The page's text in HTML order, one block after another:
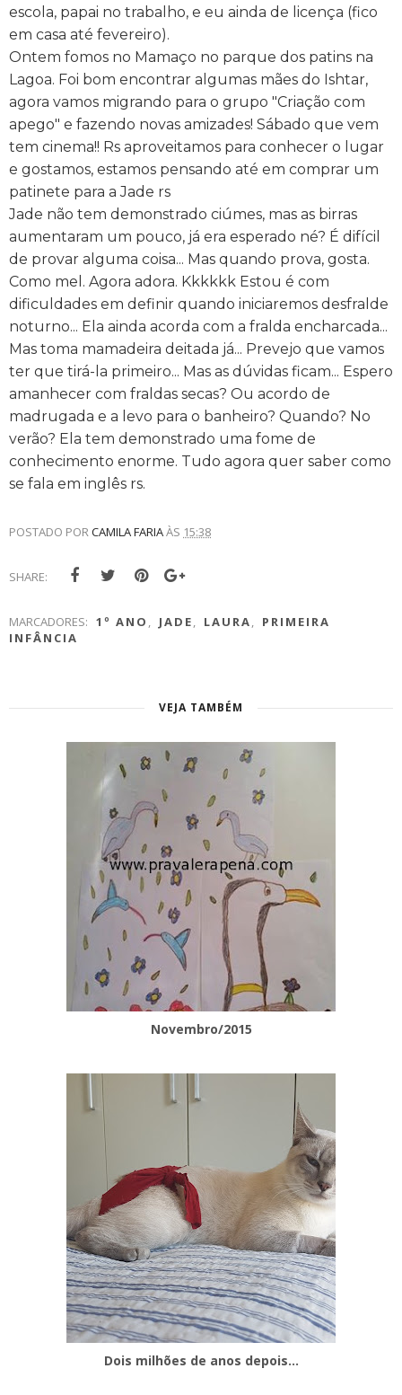
escola, papai no trabalho, e eu ainda de licença (fico
em casa até fevereiro).
Ontem fomos no Mamaço no parque dos patins na
Lagoa. Foi bom encontrar algumas mães do Ishtar,
agora vamos migrando para o grupo "Criação com
apego" e fazendo novas amizades! Sábado que vem
tem cinema!! Rs aproveitamos para conhecer o lugar
e gostamos, estamos pensando até em comprar um
patinete para a Jade rs
Jade não tem demonstrado ciúmes, mas as birras
aumentaram um pouco, já era esperado né? É difícil
de provar alguma coisa... Mas quando prova, gosta.
Como mel. Agora adora. Kkkkkk Estou é com
dificuldades em definir quando iniciaremos desfralde
noturno... Ela ainda acorda com a fralda encharcada...
Mas toma mamadeira deitada já... Prevejo que vamos
ter que tirá-la primeiro... Mas as dúvidas ficam... Espero
amanhecer com fraldas secas? Ou acordo de
madrugada e a levo para o banheiro? Quando? No
verão? Ela tem demonstrado uma fome de
conhecimento enorme. Tudo agora quer saber como
se fala em inglês rs.
POSTADO PORCAMILA FARIAÀS 15:38
SHARE:
MARCADORES: 1º ANO , JADE, LAURA, PRIMEIRA
INFÂNCIA
VEJA TAMBÉM
Novembro/2015
Dois milhões de anos depois...